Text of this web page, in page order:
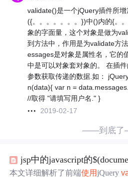
validate()是一个jQuery插件所
({。。。。。。。})中()内的{。
象的字面量，这个对象是做为
到方法中，作用是为validate方
essages是对象是属性名，它的
中是可以对象套对象的。 在插
参数获取传递的数据.如：
n(data){ var n =
//取得 "请填写用户名." }
2019-02-17
——到底
本文详细解析了前端使用 jQuery